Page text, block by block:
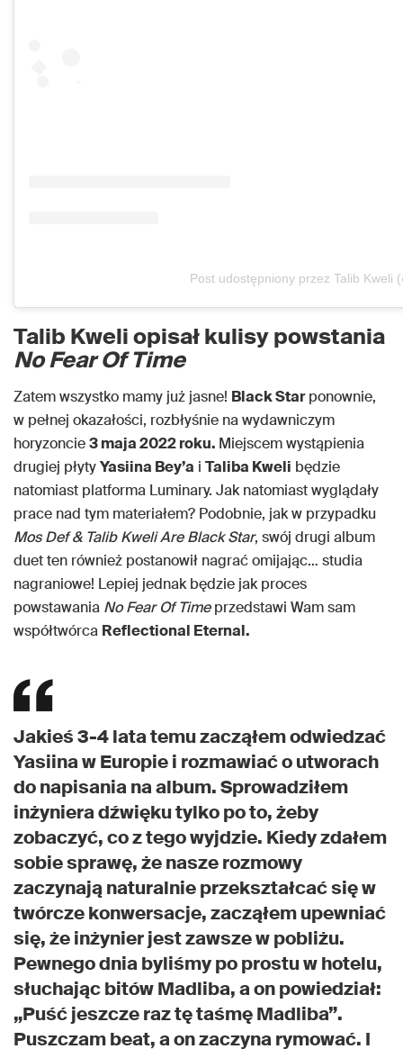
Post udostępniony przez Talib Kweli
Talib Kweli opisał kulisy powstania
No Fear Of Time
Zatem wszystko mamy już jasne! Black Starponownie,
w pełnej okazałości, rozbłyśnie na wydawniczym
horyzoncie3 maja 2022 roku. Miejscem wystąpienia
drugiej płytyYasiina Bey’a i Taliba Kweli będzie
natomiast platforma Luminary. Jak natomiast wyglądały
prace nad tym materiałem? Podobnie, jak w przypadku
Mos Def & Talib Kweli Are Black Star, swój drugi album
duet ten również postanowił nagrać omijając… studia
nagraniowe! Lepiej jednak będzie jak proces
powstawania No Fear Of Timeprzedstawi Wam sam
współtwórca Reflectional Eternal.
Jakieś 3-4 lata temu zacząłem odwiedzać
Yasiina w Europie i rozmawiać o utworach
do napisania na album. Sprowadziłem
inżyniera dźwięku tylko po to, żeby
zobaczyć, co z tego wyjdzie. Kiedy zdałem
sobie sprawę, że nasze rozmowy
zaczynają naturalnie przekształcać się w
twórcze konwersacje, zacząłem upewniać
się, że inżynier jest zawsze w pobliżu.
Pewnego dnia byliśmy po prostu w hotelu,
słuchając bitów Madliba, a on powiedział:
„Puść jeszcze raz tę taśmę Madliba”.
Puszczam beat, a on zaczyna rymować. I